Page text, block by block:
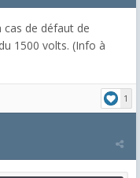
cas de défaut de
1500 volts. (Info à
1